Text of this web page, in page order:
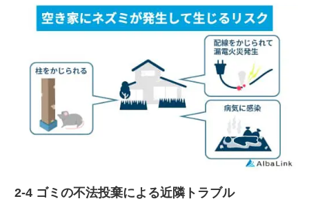
ゴミの不法投棄による近隣トラブル